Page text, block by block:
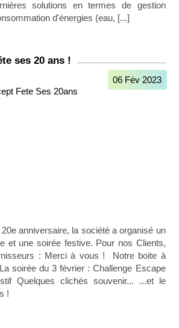
solutions en termes de gestion
d'énergies (eau, [...]
ses 20 ans !
06 Fév 2023
anniversaire, la société a organisé un
et une soirée festive. Pour nos Clients,
: Merci à vous ! ㅤ Notre boite à
soirée du 3 février : Challenge Escape
Quelques clichés souvenir... ...et le
!